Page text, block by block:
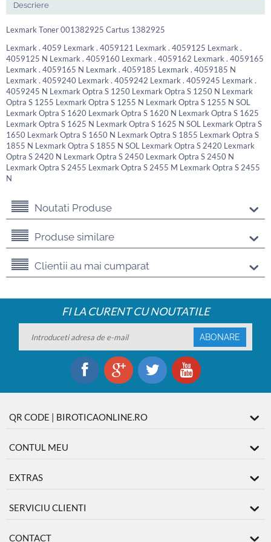
Descriere
Lexmark Toner 001382925 Cartus 1382925
Lexmark . 4059 Lexmark . 4059121 Lexmark . 4059125 Lexmark .
4059125 N Lexmark . 4059160 Lexmark . 4059162 Lexmark . 4059165
Lexmark . 4059165 N Lexmark . 4059185 Lexmark . 4059185 N
Lexmark . 4059240 Lexmark . 4059242 Lexmark . 4059245 Lexmark .
4059245 N Lexmark Optra S 1250 Lexmark Optra S 1250 N Lexmark
Optra S 1255 Lexmark Optra S 1255 N Lexmark Optra S 1255 N SOL
Lexmark Optra S 1620 Lexmark Optra S 1620 N Lexmark Optra S 1625
Lexmark Optra S 1625 N Lexmark Optra S 1625 N SOL Lexmark Optra S
1650 Lexmark Optra S 1650 N Lexmark Optra S 1855 Lexmark Optra S
1855 N Lexmark Optra S 1855 N SOL Lexmark Optra S 2420 Lexmark
Optra S 2420 N Lexmark Optra S 2450 Lexmark Optra S 2450 N
Lexmark Optra S 2455 Lexmark Optra S 2455 M Lexmark Optra S 2455
N
Noutati Produse
Produse similare
Clientii au mai cumparat
FI LA CURENT CU NOUTATILE
ABONARE
QR CODE | BIROTICAONLINE.RO
CONTUL MEU
EXTRAS
SERVICIU CLIENTI
CONTACT